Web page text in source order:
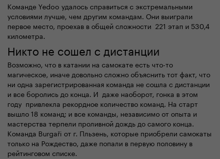
Команде Yedoo удалось справиться с экстремальными
условиями лучше, чем другим командам. Они выиграли
первое место, проехав в общей сложности 221 этап и 530,4
километра.
Никто не сошел с дистанции
Возможно, что в катании на самокате есть что-то
магическое, иначе довольно сложно объяснить тот факт, что
ни одна зарегистрированная команда не сошла с дистанции
и все боролись до конца. И даже наоборот, гонка в этом
году привлекла рекордное количество команд. На старт
вышло 18 команд; и все команды, независимо от опыта и
мастерства терпели проливной дождь до самого конца.
Команда Burgaři от г. Пльзень, которые приобрели самокаты
только на Рождество, даже попали в первую половину в
рейтинговом списке.